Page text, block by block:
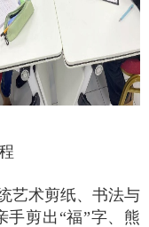
艺术剪纸、书法与
手剪出“福”字、熊